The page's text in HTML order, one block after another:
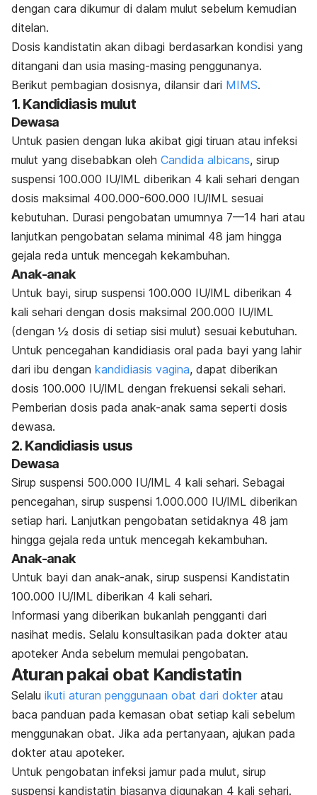
dengan cara dikumur di dalam mulut sebelum kemudian
ditelan.
Dosis kandistatin akan dibagi berdasarkan kondisi yang
ditangani dan usia masing-masing penggunanya.
Berikut pembagian dosisnya, dilansir dari MIMS.
1. Kandidiasis mulut
Dewasa
Untuk pasien dengan luka akibat gigi tiruan atau infeksi
mulut yang disebabkan oleh Candida albicans, sirup
suspensi 100.000 IU/lML diberikan 4 kali sehari dengan
dosis maksimal 400.000-600.000 IU/lML sesuai
kebutuhan. Durasi pengobatan umumnya 7—14 hari atau
lanjutkan pengobatan selama minimal 48 jam hingga
gejala reda untuk mencegah kekambuhan.
Anak-anak
Untuk bayi, sirup suspensi 100.000 IU/lML diberikan 4
kali sehari dengan dosis maksimal 200.000 IU/lML
(dengan ½ dosis di setiap sisi mulut) sesuai kebutuhan.
Untuk pencegahan kandidiasis oral pada bayi yang lahir
dari ibu dengan kandidiasis vagina, dapat diberikan
dosis 100.000 IU/lML dengan frekuensi sekali sehari.
Pemberian dosis pada anak-anak sama seperti dosis
dewasa.
2. Kandidiasis usus
Dewasa
Sirup suspensi 500.000 IU/lML 4 kali sehari. Sebagai
pencegahan, sirup suspensi 1.000.000 IU/lML diberikan
setiap hari. Lanjutkan pengobatan setidaknya 48 jam
hingga gejala reda untuk mencegah kekambuhan.
Anak-anak
Untuk bayi dan anak-anak, sirup suspensi Kandistatin
100.000 IU/lML diberikan 4 kali sehari.
Informasi yang diberikan bukanlah pengganti dari
nasihat medis. Selalu konsultasikan pada dokter atau
apoteker Anda sebelum memulai pengobatan.
Aturan pakai obat Kandistatin
Selalu ikuti aturan penggunaan obat dari dokter atau
baca panduan pada kemasan obat setiap kali sebelum
menggunakan obat. Jika ada pertanyaan, ajukan pada
dokter atau apoteker.
Untuk pengobatan infeksi jamur pada mulut, sirup
suspensi kandistatin biasanya digunakan 4 kali sehari.